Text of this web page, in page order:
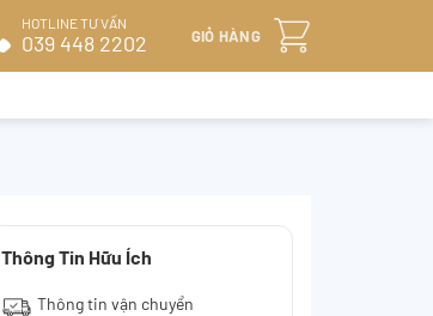
HOTLINE TƯ VẤN
039 448 2202 GIỎ HÀNG
Thông Tin Hữu Ích
Thông tin vận chuyển